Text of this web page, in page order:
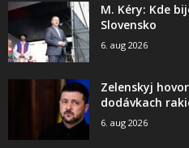
M. Kéry: Kde
Slovensko
6. aug 2026
Zelenskyj
dodávkach
6. aug 2026